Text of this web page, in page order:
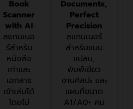
Book
Scanner
with AI
สแกนเนอ
ร์สำหรับ
หนังสือ
เก่าและ
เอกสาร
เข้าเล่มได้
โดยไม่
Documents,
Perfect
Precision
สแกนเนอร์
สำหรับแบบ
แปลน,
พิมพ์เขียว
งานศิลปะ และ
แผนที่ขนาด
A1/A0+ คม